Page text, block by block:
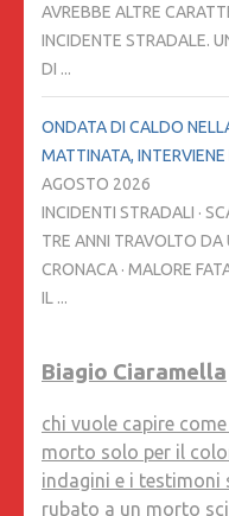
AVREBBE ALTRE
INCIDENTE STRADALE.
DI ...
ONDATA DI CALDO
MATTINATA,
AGOSTO 2026
INCIDENTI STRADALI ·
TRE ANNI TRAVOLTO DA
CRONACA · MALORE
IL ...
Biagio Ciaramella
chi vuole capire
morto solo per il
indagini e i testimoni
rubato a un morto